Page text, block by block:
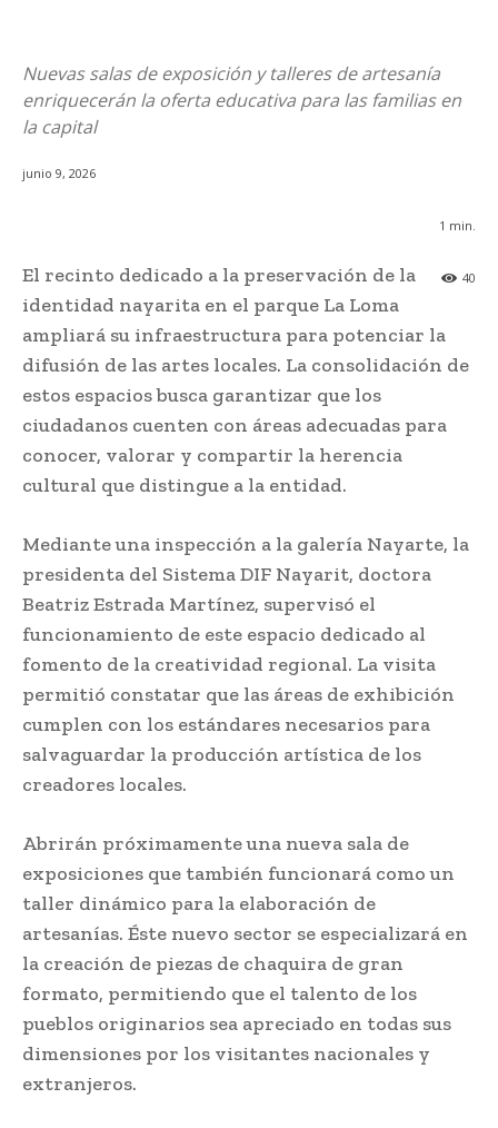
Nuevas salas de exposición y talleres de artesanía
enriquecerán la oferta educativa para las familias en
la capital
junio 9, 2026
1 min.
40
El recinto dedicado a la preservación de la
identidad nayarita en el parque La Loma
ampliará su infraestructura para potenciar la
difusión de las artes locales. La consolidación de
estos espacios busca garantizar que los
ciudadanos cuenten con áreas adecuadas para
conocer, valorar y compartir la herencia
cultural que distingue a la entidad.
Mediante una inspección a la galería Nayarte, la
presidenta del Sistema DIF Nayarit, doctora
Beatriz Estrada Martínez, supervisó el
funcionamiento de este espacio dedicado al
fomento de la creatividad regional. La visita
permitió constatar que las áreas de exhibición
cumplen con los estándares necesarios para
salvaguardar la producción artística de los
creadores locales.
Abrirán próximamente una nueva sala de
exposiciones que también funcionará como un
taller dinámico para la elaboración de
artesanías. Éste nuevo sector se especializará en
la creación de piezas de chaquira de gran
formato, permitiendo que el talento de los
pueblos originarios sea apreciado en todas sus
dimensiones por los visitantes nacionales y
extranjeros.